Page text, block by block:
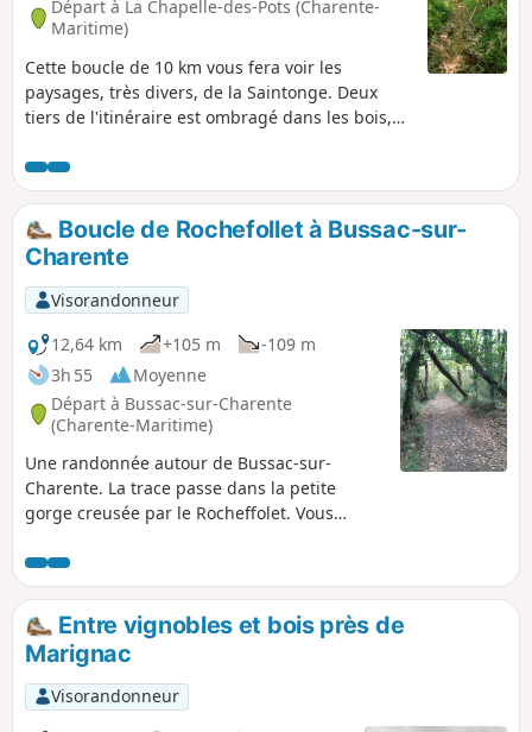
Départ à La Chapelle-des-Pots (Charente-
Maritime)
Cette boucle de 10 km vous fera voir les
paysages, très divers, de la Saintonge. Deux
tiers de l'itinéraire est ombragé dans les bois,
territoire "Fins Bois" de l'appellation Cognac et
un petit tiers (merci Pagnol) dans les deux
villages de départ et d'arrivée. L'itinéraire est
parfois compliqué mais les chemins sont bien
marqués. La trace a été relevée sur place, elle
donc très fiable, même si elle semble s'éloigner
parfois des chemins tracés sur la carte IGN
(surtout au départ).
Boucle de Rochefollet à Bussac-sur-
Charente
Visorandonneur
12,64 km
+105 m
-109 m
3h 55
Moyenne
Départ à Bussac-sur-Charente
(Charente-Maritime)
Une randonnée autour de Bussac-sur-
Charente. La trace passe dans la petite
gorge creusée par le Rocheffolet. Vous
à vent.
Entre vignobles et bois près de
Marignac
Visorandonneur